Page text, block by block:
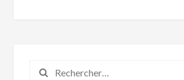
Rechercher :